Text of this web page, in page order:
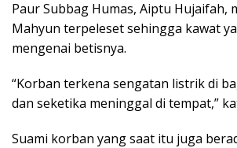
Paur Subbag Humas, Aiptu Hujaifah,
Mahyun terpeleset sehingga kawat
mengenai betisnya.
“Korban terkena sengatan listrik di
dan seketika meninggal di tempat,”
Suami korban yang saat itu juga